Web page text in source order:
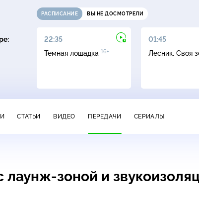
РАСПИСАНИЕ ВЫ НЕ ДОСМОТРЕЛИ
22:35
Темная лошадка 16+
01:45
Лесник. Своя
СТАТЬИ ВИДЕО ПЕРЕДАЧИ СЕРИАЛЫ
зоной и